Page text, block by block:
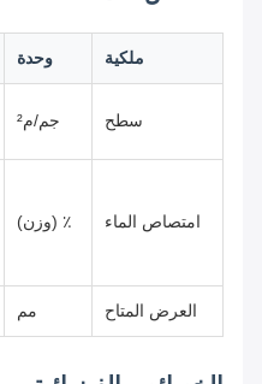
ملكية وحدة
سطح جم/م²
امتصاص الماء ٪ (وزن)
العرض المتاح مم